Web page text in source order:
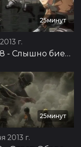
25минут
г.
- Слышно биение сердца: Оборона Троста, часть 4
25минут
2013 г.